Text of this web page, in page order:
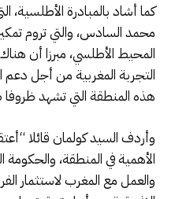
كما أشاد بالمبادرة الأطلسية،
محمد السادس، والتي تروم
المحيط الأطلسي، مبرزا أن
التجربة المغربية من أجل دعم
هذه المنطقة التي تشهد
وأردف السيد كولمان قائلا
الأهمية في المنطقة، والحكومة
والعمل مع المغرب لاستثمار